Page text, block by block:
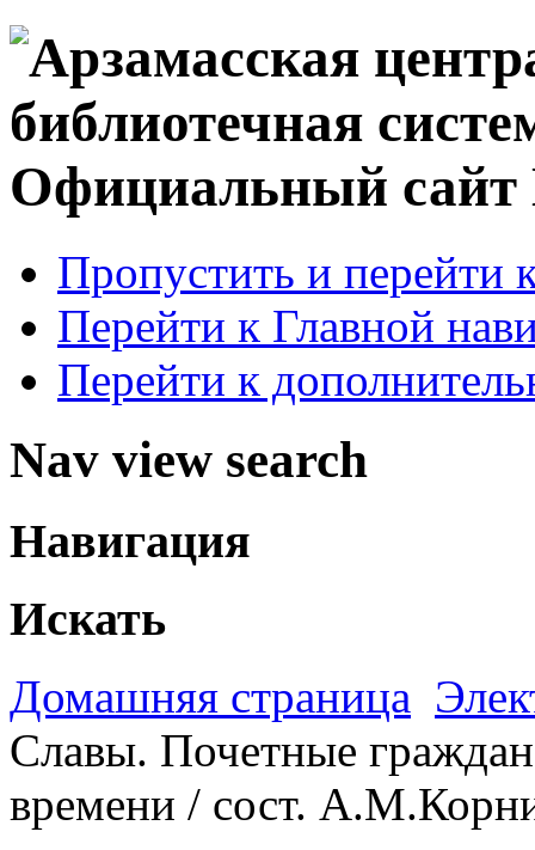
Официальный
Пропустить и перейти
Перейти к Главной
Перейти к
Nav view search
Навигация
Искать
Домашняя страница
Славы. Почетные
времени / сост.